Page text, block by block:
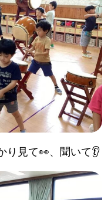
り見て👀、聞いて👂